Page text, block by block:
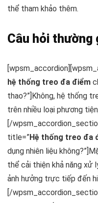
thể tham khảo thêm.
Câu hỏi thường
hệ thống treo đa điểm
thao?”]Không, hệ thống
trên nhiều loại phương
[/
title=”Hệ thống treo đa
dụng nhiên liệu
thể cải thiện khả năng xử
ảnh hưởng trực tiếp đến
[/